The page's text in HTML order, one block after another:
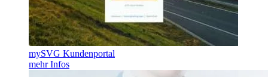
mySVG Kundenportal
mehr Infos